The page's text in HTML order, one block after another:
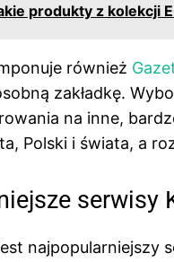
produkty z kolekcji
również
zakładkę.
na inne,
Polski i świata, a
serwisy
najpopularniejszy